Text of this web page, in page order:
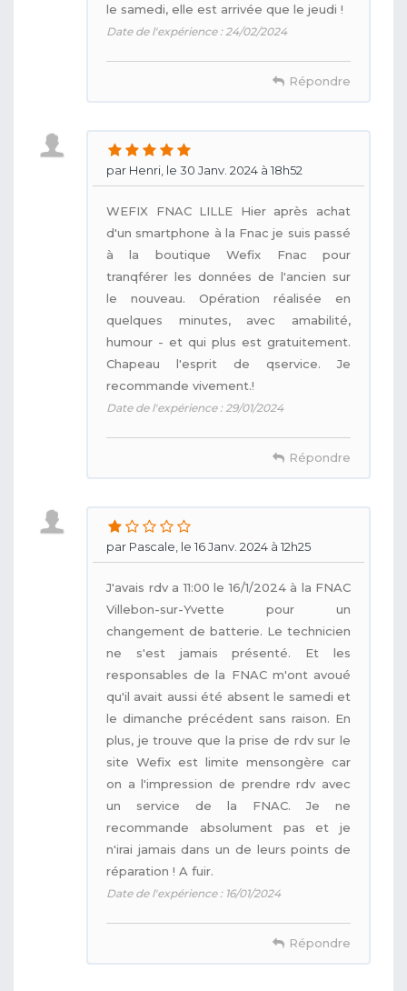
le samedi, elle est arrivée que le jeudi !
Date de l'expérience : 24/02/2024
Répondre
par Henri, le 30 Janv. 2024 à 18h52
WEFIX FNAC LILLE Hier après achat
d'un smartphone à la Fnac je suis passé
à la boutique Wefix Fnac pour
tranqférer les données de l'ancien sur
le nouveau. Opération réalisée en
quelques minutes, avec amabilité,
humour - et qui plus est gratuitement.
Chapeau l'esprit de qservice. Je
recommande vivement.!
Date de l'expérience : 29/01/2024
Répondre
par Pascale, le 16 Janv. 2024 à 12h25
J'avais rdv a 11:00 le 16/1/2024 à la FNAC
Villebon-sur-Yvette pour un
changement de batterie. Le technicien
ne s'est jamais présenté. Et les
responsables de la FNAC m'ont avoué
qu'il avait aussi été absent le samedi et
le dimanche précédent sans raison. En
plus, je trouve que la prise de rdv sur le
site Wefix est limite mensongère car
on a l'impression de prendre rdv avec
un service de la FNAC. Je ne
recommande absolument pas et je
n'irai jamais dans un de leurs points de
réparation ! A fuir.
Date de l'expérience : 16/01/2024
Répondre